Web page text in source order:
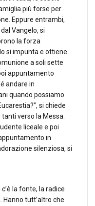
più forse per
Eppure entrambi,
Vangelo, si
la forza
si impunta e ottiene
a soli sette
appuntamento
andare in
quando possiamo
si chiede
verso la Messa.
liceale e poi
in
silenziosa, si
la fonte, la radice
Hanno tutt’altro che